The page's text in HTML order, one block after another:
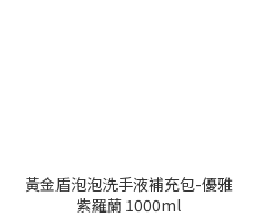
黃金盾泡泡洗手液補充包-優雅
紫羅蘭 1000ml